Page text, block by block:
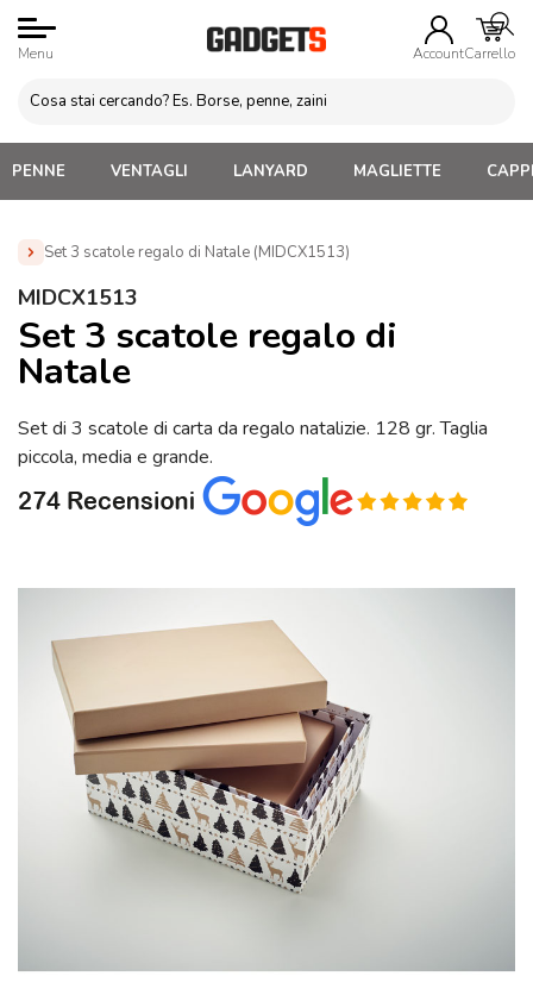
Menu AccountCarrello
PENNE VENTAGLI LANYARD MAGLIETTE
Set 3 scatole regalo di Natale (MIDCX1513)
Home » Gadget di Natale
MIDCX1513
Set 3 scatole regalo di
Natale
Set di 3 scatole di carta da regalo natalizie. 128 gr. Taglia
piccola, media e grande.